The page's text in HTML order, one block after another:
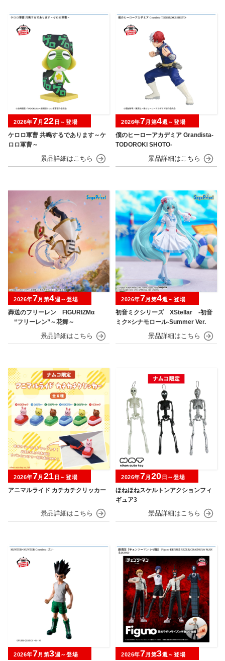
ケロロ軍曹 共鳴するであります～ケ
ロロ軍曹～
2026年7月 22 日～登場
僕のヒーローアカデミア Grandista-
TODOROKI SHOTO-
2026年7月第4週～登場
葬送のフリーレン FIGURIZMα
“フリーレン”～花舞～
2026年7月第4週～登場
初音ミクシリーズ XStellar ‐初音
ミク×シナモロール‐Summer Ver.
2026年7月第4週～登場
アニマルライド カチカチクリッカー
2026年7月 21 日～登場
ほねほねスケルトンアクションフィ
ギュア3
2026年7月 20 日～登場
2026年7月第3週～登場 2026年7月第3週～登場